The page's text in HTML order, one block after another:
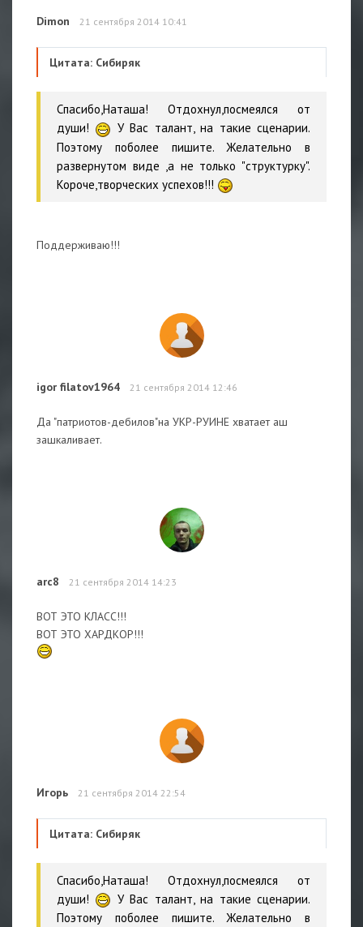
Dimon 21 сентября 2014 10:41
Цитата: Сибиряк
Спасибо,Наташа! Отдохнул,посмеялся от
души!
У Вас талант, на такие сценарии.
Поэтому поболее пишите. Желательно в
развернутом виде ,а не только "структурку".
Короче,творческих успехов!!!
Поддерживаю!!!
igor filatov1964 21 сентября 2014 12:46
Да "патриотов-дебилов"на УКР-РУИНЕ хватает аш
зашкаливает.
arc8 21 сентября 2014 14:23
ВОТ ЭТО КЛАСС!!!
ВОТ ЭТО ХАРДКОР!!!
Игорь 21 сентября 2014 22:54
Цитата: Сибиряк
Спасибо,Наташа! Отдохнул,посмеялся от
души!
У Вас талант, на такие сценарии.
Поэтому поболее пишите. Желательно в